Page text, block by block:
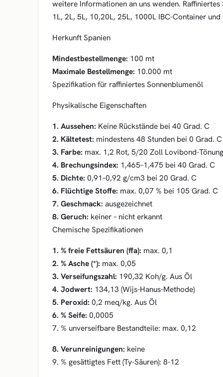
weitere Informationen an uns wenden.
1L, 2L, 5L, 10,20L, 25L, 1000L IBC-Container
Herkunft Spanien
Mindestbestellmenge: 100 mt
Maximale Bestellmenge: 10.000 mt
Spezifikation für raffiniertes Sonnenblumenöl
Physikalische Eigenschaften
1. Aussehen: Keine Rückstände bei 40 Grad. C
2. Kältetest: mindestens 48 Stunden bei 0 Grad. C
3. Farbe: max. 1,2 Rot, 5/20 Zoll Lovibond-
4. Brechungsindex: 1,465–1,475 bei 40 Grad. C
5. Dichte: 0,91–0,92 g/cm3 bei 20 Grad. C
6. Flüchtige Stoffe: max. 0,07 % bei 105 Grad. C
7. Geschmack: ausgezeichnet
8. Geruch: keiner – nicht erkannt
Chemische Spezifikationen
1. % freie Fettsäuren (ffa): max. 0,1
2. % Asche (*): max. 0,05
3. Verseifungszahl: 190,32 Koh/g. Aus Öl
4. Jodwert: 134,13 (Wijs-Hanus-Methode)
5. Peroxid: 0,2 meq/kg. Aus Öl
6. % Seife: 0,0005
7. % unverseifbare Bestandteile: max. 0,12
8. Verunreinigungen: keine
9. % gesättigtes Fett (Ty-Säuren): 8-12